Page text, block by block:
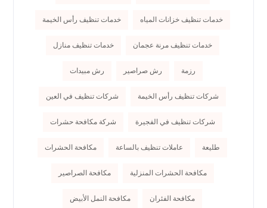
خدمات تنظيف خزانات المياه خدمات تنظيف رأس الخيمة
خدمات تنظيف مرنة عجمان خدمات تنظيف منازل
رزمة رش صراصير رش مبيدات
شركات تنظيف رأس الخيمة شركات تنظيف في العين
شركات تنظيف في الفجيرة شركة مكافحة حشرات
طليعة عاملات تنظيف بالساعة مكافحة الحشرات
مكافحة الحشرات المنزلية مكافحة الصراصير
مكافحة الفئران مكافحة النمل الأبيض